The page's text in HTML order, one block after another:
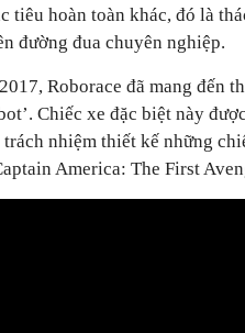
tiêu hoàn toàn khác, đó là
đường đua chuyên nghiệp.
Roborace đã mang đến
Chiếc xe đặc biệt này
nhiệm thiết kế những
America: The First